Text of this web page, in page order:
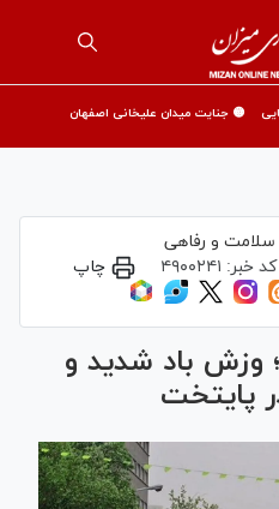
🟡 جنایت میدان علیخانی اصفهان
و رفاهی
کد خبر: ۴۹۰۰۲۴۱ چاپ
۳۱ درجه؛ وزش باد شدید و
پایتخت